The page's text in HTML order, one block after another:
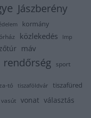
Jászberény
kormány
közlekedés lmp
máv
rendőrség sport
tó tiszaföldvár tiszafüred
vasút vonat választás